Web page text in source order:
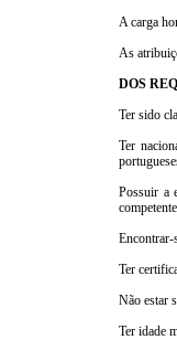
A carga
As
DOS
Ter sido
Ter
Possuir a
Encontrar-
Ter
Não estar
Ter idade